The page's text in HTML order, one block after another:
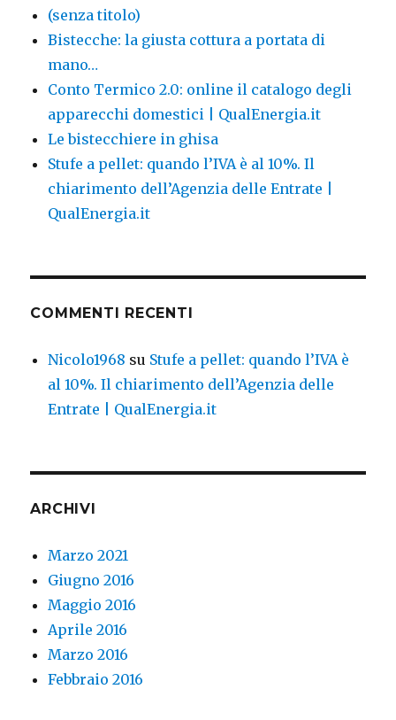
(senza titolo)
Bistecche: la giusta cottura a portata di
mano…
Conto Termico 2.0: online il catalogo degli
apparecchi domestici | QualEnergia.it
Le bistecchiere in ghisa
Stufe a pellet: quando l’IVA è al 10%. Il
chiarimento dell’Agenzia delle Entrate |
QualEnergia.it
COMMENTI RECENTI
Nicolo1968 su Stufe a pellet: quando l’IVA è
al 10%. Il chiarimento dell’Agenzia delle
Entrate | QualEnergia.it
ARCHIVI
Marzo 2021
Giugno 2016
Maggio 2016
Aprile 2016
Marzo 2016
Febbraio 2016